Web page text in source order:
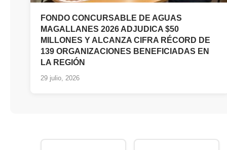
FONDO CONCURSABLE DE AGUAS
MAGALLANES 2026 ADJUDICA $50
MILLONES Y ALCANZA CIFRA RÉCORD DE
139 ORGANIZACIONES BENEFICIADAS EN
LA REGIÓN
29 julio, 2026